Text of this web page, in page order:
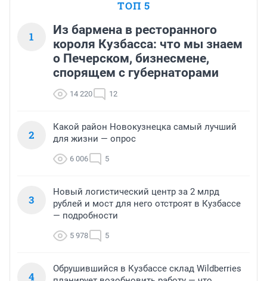
ТОП 5
1
Из бармена в ресторанного
короля Кузбасса: что мы знаем
о Печерском, бизнесмене,
спорящем с губернаторами
14 220 12
2
Какой район Новокузнецка самый лучший
для жизни — опрос
6 006 5
3
Новый логистический центр за 2 млрд
рублей и мост для него отстроят в Кузбассе
— подробности
5 978 5
4
Обрушившийся в Кузбассе склад Wildberries